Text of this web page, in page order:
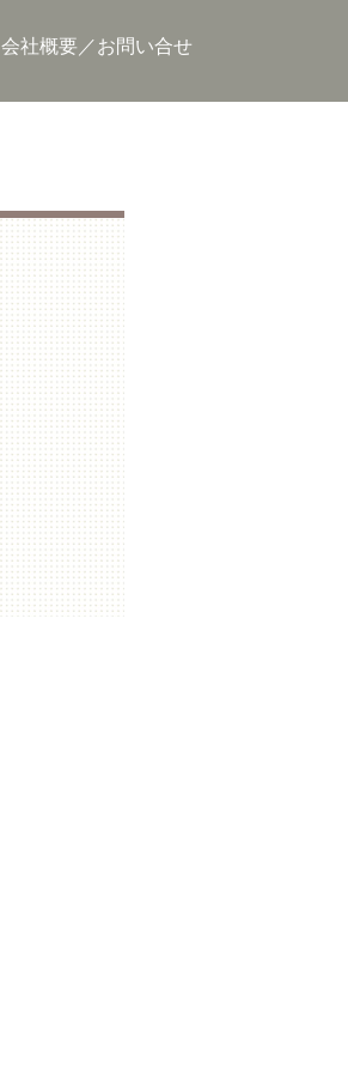
会社概要 お問い合せ